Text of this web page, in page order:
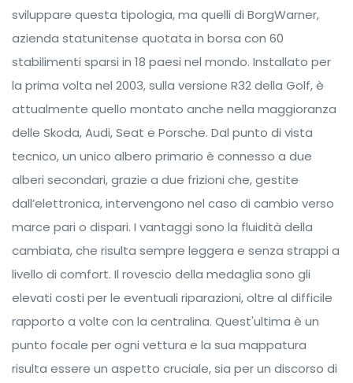
sviluppare questa tipologia, ma quelli di BorgWarner,
azienda statunitense quotata in borsa con 60
stabilimenti sparsi in 18 paesi nel mondo. Installato per
la prima volta nel 2003, sulla versione R32 della Golf, è
attualmente quello montato anche nella maggioranza
delle Skoda, Audi, Seat e Porsche. Dal punto di vista
tecnico, un unico albero primario è connesso a due
alberi secondari, grazie a due frizioni che, gestite
dall’elettronica, intervengono nel caso di cambio verso
marce pari o dispari. I vantaggi sono la fluidità della
cambiata, che risulta sempre leggera e senza strappi a
livello di comfort. Il rovescio della medaglia sono gli
elevati costi per le eventuali riparazioni, oltre al difficile
rapporto a volte con la centralina. Quest'ultima è un
punto focale per ogni vettura e la sua mappatura
risulta essere un aspetto cruciale, sia per un discorso di